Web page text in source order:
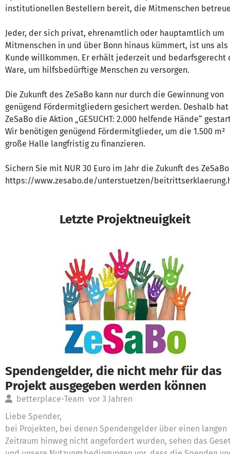
institutionellen Bestellern bereit, die Mitmenschen
Jeder, der sich privat, ehrenamtlich oder hauptamtlich um
Mitmenschen in und über Bonn hinaus kümmert, ist uns als
Kunde willkommen. Er erhält jederzeit und bedarfsgerecht
Ware, um hilfsbedürftige Menschen zu versorgen.
Die Zukunft des ZeSaBo kann nur durch die Gewinnung von
genügend Fördermitgliedern gesichert werden. Deshalb
ZeSaBo die Aktion „GESUCHT: 2.000 helfende Hände“
Wir benötigen genügend Fördermitglieder, um die 1.500 m²
große Halle langfristig zu finanzieren.
Sichern Sie mit NUR 30 Euro im Jahr die Zukunft des
https://www.zesabo.de/unterstuetzen/
Letzte Projektneuigkeit
Spendengelder, die nicht mehr für das
Projekt ausgegeben werden können
betterplace-Team vor 3 Jahren
Liebe Spender,
bei Projekten, bei denen Spendengelder über einen langen
Zeitraum hinweg nicht angefordert wurden, sehen das